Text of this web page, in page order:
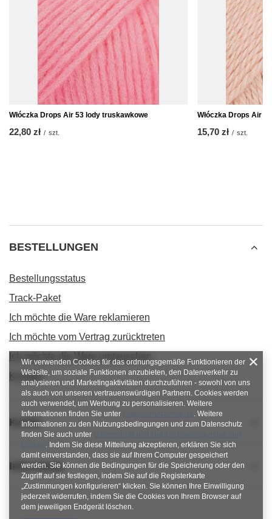
Włóczka Drops Air 53 lody truskawkowe
22,80 zł / szt.
Włóczka Drops Air
15,70 zł / szt.
BESTELLUNGEN
Bestellungsstatus
Track-Paket
Ich möchte die Ware reklamieren
Ich möchte vom Vertrag zurücktreten
Ich möchte die Ware umtauschen
Kontakt
Konto
Informacje
Wir verwenden Cookies für das ordnungsgemäße Funktionieren der
Website, um soziale Funktionen anzubieten, den Datenverkehr zu
analysieren und Marketingaktivitäten durchzuführen - sowohl von uns
als auch von unseren vertrauenswürdigen Partnern. Cookies werden
auch verwendet, um Werbung zu personalisieren. Weitere
Informationen finden Sie unter
. Weitere
Informationen zu den Nutzungsbedingungen und zum Datenschutz
finden Sie auch unter
. Indem Sie diese Mitteilung akzeptieren, erklären Sie sich
damit einverstanden, dass sie auf Ihrem Computer gespeichert
werden. Sie können die Bedingungen für die Speicherung oder den
Zugriff auf sie festlegen, indem Sie auf die Registerkarte
„Zustimmungen konfigurieren“ klicken. Sie können Ihre Einwilligung
jederzeit widerrufen, indem Sie die Cookies von Ihrem Browser auf
dem jeweiligen Endgerät löschen.